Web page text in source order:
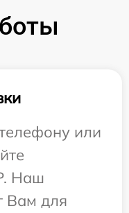
или
Наш
Вам для